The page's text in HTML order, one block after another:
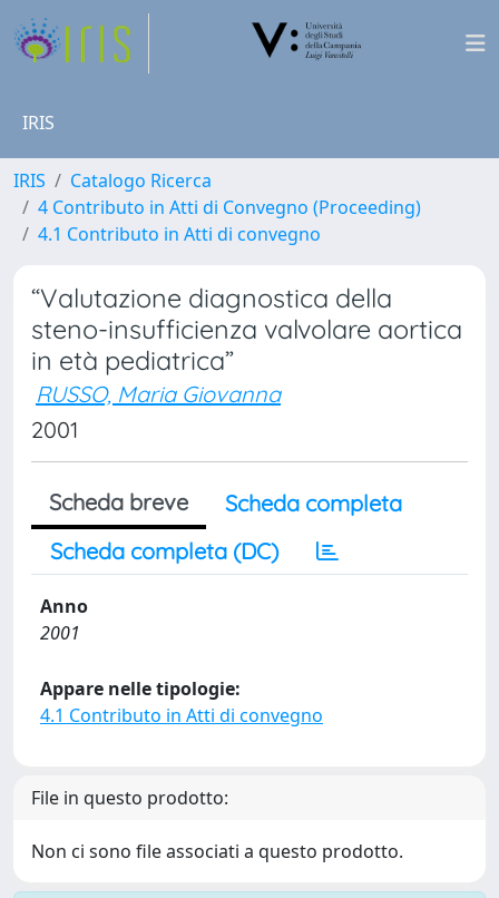
IRIS
IRIS
Catalogo Ricerca
4 Contributo in Atti di Convegno (Proceeding)
4.1 Contributo in Atti di convegno
“Valutazione diagnostica della
steno-insufficienza valvolare aortica
in età pediatrica”
RUSSO, Maria Giovanna
2001
Scheda breve
Scheda completa
Scheda completa (DC)
Anno
2001
Appare nelle tipologie:
4.1 Contributo in Atti di convegno
File in questo prodotto:
Non ci sono file associati a questo prodotto.